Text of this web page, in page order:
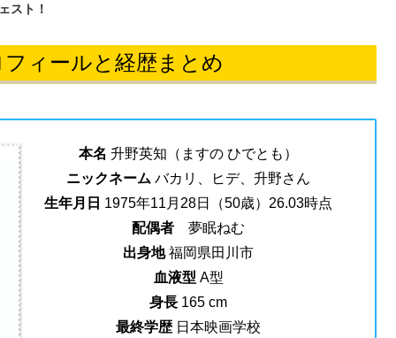
スト！
ィールと経歴まとめ
本名 升野英知（ますの ひでとも）
ニックネーム バカリ、ヒデ、升野さん
生年月日 1975年11月28日（50歳）26.03時点
配偶者 夢眠ねむ
出身地福岡県田川市
血液型 A型
身長 165 cm
最終学歴日本映画学校